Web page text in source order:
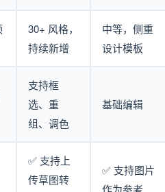
30+ 风格，
持续新增
中等，侧重
设计模板
支持框
选、重
组、调色
基础编辑
✅ 支持上
传草图转
✅ 支持图片